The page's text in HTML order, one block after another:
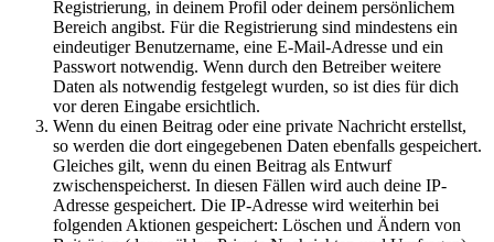
Registrierung, in deinem Profil oder deinem persönlichem
Bereich angibst. Für die Registrierung sind mindestens ein
eindeutiger Benutzername, eine E-Mail-Adresse und ein
Passwort notwendig. Wenn durch den Betreiber weitere
Daten als notwendig festgelegt wurden, so ist dies für dich
vor deren Eingabe ersichtlich.
Wenn du einen Beitrag oder eine private Nachricht erstellst,
so werden die dort eingegebenen Daten ebenfalls gespeichert.
Gleiches gilt, wenn du einen Beitrag als Entwurf
zwischenspeicherst. In diesen Fällen wird auch deine IP-
Adresse gespeichert. Die IP-Adresse wird weiterhin bei
folgenden Aktionen gespeichert: Löschen und Ändern von